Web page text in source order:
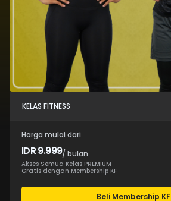
KELAS FITNESS
Harga mulai dari
IDR 9.999/ bulan
Akses Semua Kelas PREMIUM
Gratis dengan Membership KF
Beli Membership KF